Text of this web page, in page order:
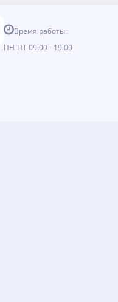
Время работы:
ПН-ПТ 09:00 - 19:00